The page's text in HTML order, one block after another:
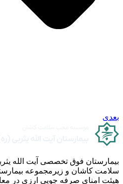
بعدی
بیمارستان فوق تخصصی آیت الله
سلامت کاشان و زیرمجموعه
هیئت امنای صرفه جویی ارزی در